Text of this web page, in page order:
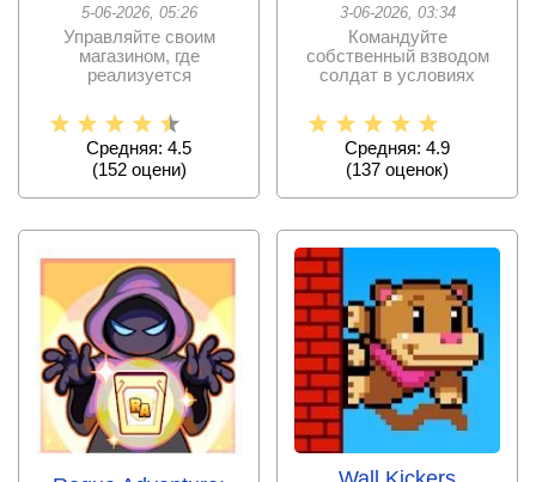
5-06-2026, 05:26
Управляйте своим
магазином, где
реализуется
выращивайте их
Средняя: 4.5
(152оцени)
3-06-2026, 03:34
Командуйте
собственный взводом
солдат в условиях
спасите
Средняя: 4.9
(137 оценок)